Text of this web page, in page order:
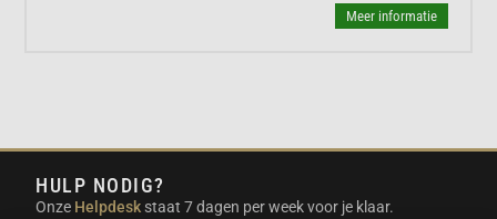
Meer informatie
HULP NODIG?
Onze Helpdesk staat 7 dagen per week voor je klaar.